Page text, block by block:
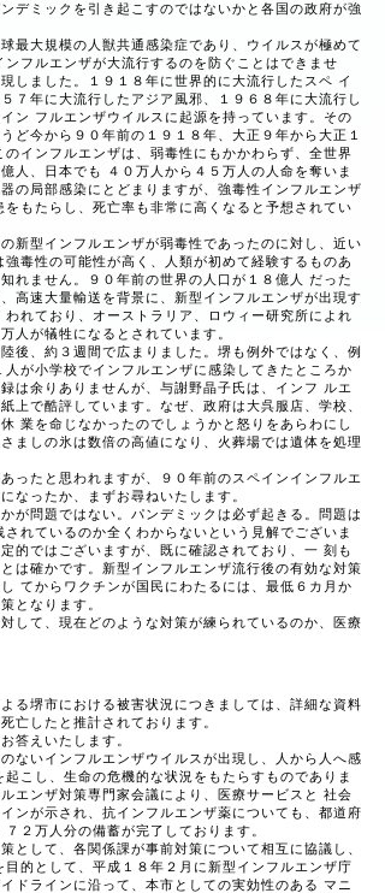
デミックを引き起こすのではないかと各国の政府が強
最大規模の人獣共通感染症であり、ウイルスが極めて
フルエンザが大流行するのを防ぐことはできませ
しました。１９１８年に世界的に大流行したスペ イ
７年に大流行したアジア風邪、１９６８年に大流行し
ン フルエンザウイルスに起源を持っています。その
ど今から９０年前の１９１８年、大正９年から大正１
インフルエンザは、弱毒性にもかかわらず、全世界
人、日本でも ４０万人から４５万人の人命を奪いま
の局部感染にとどまりますが、強毒性インフルエンザ
もたらし、死亡率も非常に高くなると予想されてい
新型インフルエンザが弱毒性であったのに対し、近い
毒性の可能性が高く、人類が初めて経験するものあ
れません。９０年前の世界の人口が１８億人 だった
高速大量輸送を背景に、新型インフルエンザが出現す
れており、オーストラリア、ロウィー研究所によれ
人が犠牲になるとされています。
後、約３週間で広まりました。堺も例外ではなく、例
が小学校でインフルエンザに感染してきたところか
は余りありませんが、与謝野晶子氏は、インフ ルエ
上で酷評しています。なぜ、政府は大呉服店、学校、
業を命じなかったのでしょうかと怒りをあらわにし
ましの氷は数倍の高値になり、火葬場では遺体を処理
ったと思われますが、９０年前のスペインインフルエ
なったか、まずお尋ねいたします。
が問題ではない。パンデミックは必ず起きる。問題は
れているのか全くわからないという見解でございま
的ではございますが、既に確認されており、一 刻も
は確かです。新型インフルエンザ流行後の有効な対策
てからワクチンが国民にわたるには、最低６カ月か
となります。
して、現在どのような対策が練られているのか、医療
堺市における被害状況につきましては、詳細な資料
亡したと推計されております。
答えいたします。
ないインフルエンザウイルスが出現し、人から人へ感
こし、生命の危機的な状況をもたらすものでありま
エンザ対策専門家会議により、医療サービスと 社会
ンが示され、抗インフルエンザ薬についても、都道府
２万人分の備蓄が完了しております。
して、各関係課が事前対策について相互に協議し、
的として、平成１８年２月に新型インフルエンザ庁
ドラインに沿って、本市としての実効性のある マニ